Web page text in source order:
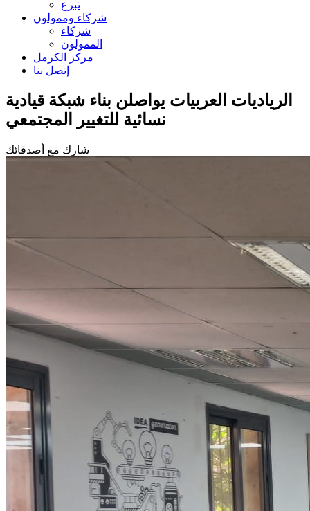
تبرع
شركاء وممولون
شركاء
الممولون
مركز الكرمل
إتصل بنا
الرياديات العربيات يواصلن بناء شبكة قيادية
نسائية للتغيير المجتمعي
شارك مع أصدقائك